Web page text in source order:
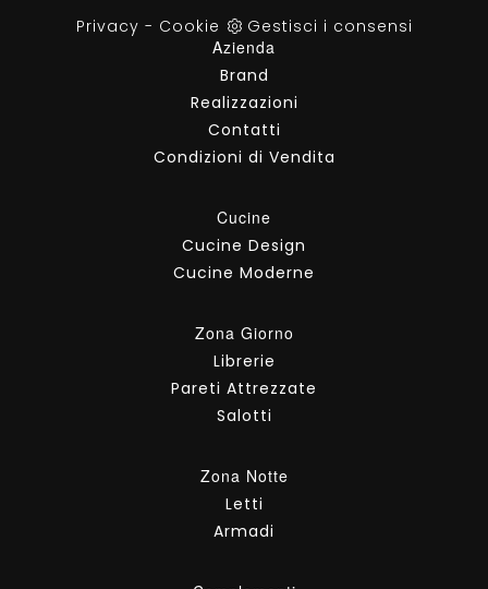
Privacy - Cookie
Gestisci i consensi
Azienda
Brand
Realizzazioni
Contatti
Condizioni di Vendita
Cucine
Cucine Design
Cucine Moderne
Zona Giorno
Librerie
Pareti Attrezzate
Salotti
Zona Notte
Letti
Armadi